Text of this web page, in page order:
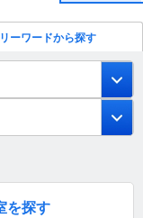
ーワードから探す
を探す